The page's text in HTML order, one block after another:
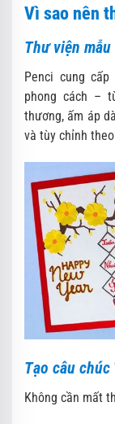
Vì sao nên
Thư viện
Penci cung
phong cách –
thương, ấm áp
và tùy chỉnh
Tạo câu
Không cần mất